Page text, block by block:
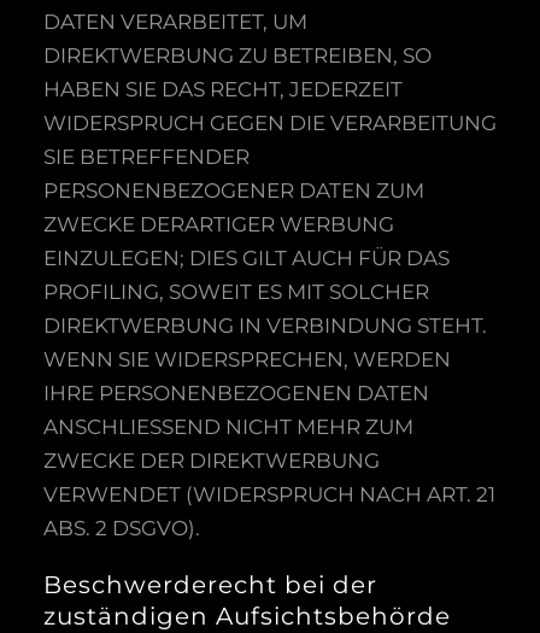
DATEN VERARBEITET, UM
DIREKTWERBUNG ZU BETREIBEN, SO
HABEN SIE DAS RECHT, JEDERZEIT
WIDERSPRUCH GEGEN DIE VERARBEITUNG
SIE BETREFFENDER
PERSONENBEZOGENER DATEN ZUM
ZWECKE DERARTIGER WERBUNG
EINZULEGEN; DIES GILT AUCH FÜR DAS
PROFILING, SOWEIT ES MIT SOLCHER
DIREKTWERBUNG IN VERBINDUNG STEHT.
WENN SIE WIDERSPRECHEN, WERDEN
IHRE PERSONENBEZOGENEN DATEN
ANSCHLIESSEND NICHT MEHR ZUM
ZWECKE DER DIREKTWERBUNG
VERWENDET (WIDERSPRUCH NACH ART. 21
ABS. 2 DSGVO).
Beschwerde­recht bei der
zuständigen Aufsichts­behörde